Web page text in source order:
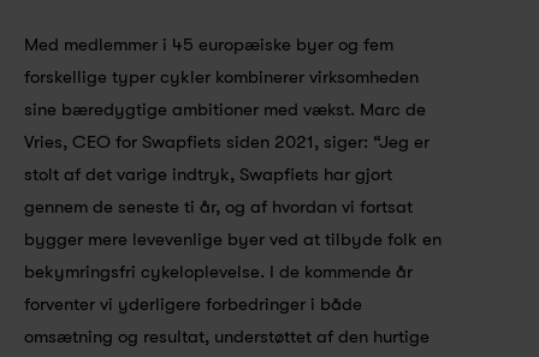
Med medlemmer i 45 europæiske byer og fem
forskellige typer cykler kombinerer virksomheden
sine bæredygtige ambitioner med vækst. Marc de
Vries, CEO for Swapfiets siden 2021, siger: “Jeg er
stolt af det varige indtryk, Swapfiets har gjort
gennem de seneste ti år, og af hvordan vi fortsat
bygger mere levevenlige byer ved at tilbyde folk en
bekymringsfri cykeloplevelse. I de kommende år
forventer vi yderligere forbedringer i både
omsætning og resultat, understøttet af den hurtige